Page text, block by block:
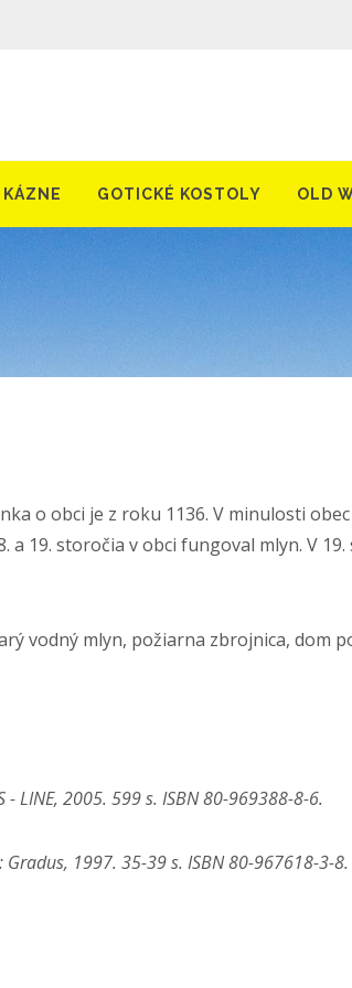
KÁZNE GOTICKÉ KOSTOLY OLD
o obci je z roku 1136. V minulosti
19. storočia v obci fungoval mlyn. V
vodný mlyn, požiarna zbrojnica, dom
LINE, 2005. 599 s. ISBN 80-969388-8-6.
1997. 35-39 s. ISBN 80-967618-3-8.